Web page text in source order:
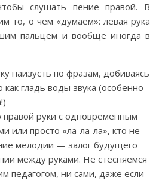
слушать пение правой. В
то, о чем «думаем»: левая рука
пальцем и вообще иногда в
наизусть по фразам, добиваясь
гладь воды звука (особенно
руки с одновременным
или просто «ла-ла-ла», кто не
мелодии — залог будущего
между руками. Не стесняемся
педагогом, ни сами, даже если